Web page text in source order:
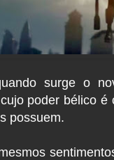
surge o
poder bélico
possuem.